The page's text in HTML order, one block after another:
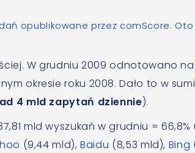
opublikowane przez comScore.
W grudniu 2009 odnotowano na
okresie roku 2008. Dało to w
4 mld zapytań dziennie).
mld wyszukań w grudniu = 66,8%
(9,44 mld),Baidu (8,53 mld), Bing